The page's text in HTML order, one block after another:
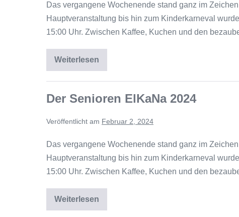
Das vergangene Wochenende stand ganz im
Hauptveranstaltung bis hin zum Kinderkarneval
15:00 Uhr. Zwischen Kaffee, Kuchen und den
Weiterlesen
Der Senioren ElKaNa 2024
Veröffentlicht am Februar 2, 2024
Das vergangene Wochenende stand ganz im
Hauptveranstaltung bis hin zum Kinderkarneval
15:00 Uhr. Zwischen Kaffee, Kuchen und den
Weiterlesen